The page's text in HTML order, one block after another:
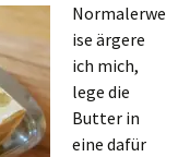
Normalerwe
ise ärgere
ich mich,
lege die
Butter in
eine dafür